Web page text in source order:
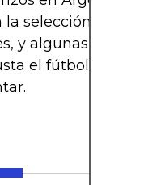
selección. Te
y algunas
el fútbol jugado